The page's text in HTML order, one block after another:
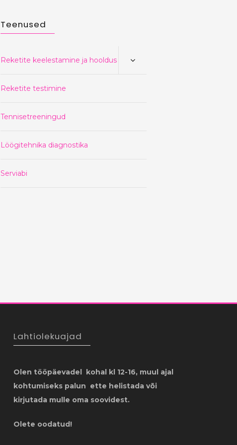
Teenused
Reketite keelestamine ja hooldus
Reketite testimine
Tennisetreeningud
Löögitehnika diagnostika
Serviabi
Lahtiolekuajad
Olen tööpäevadel kohal kl 12-16, muul ajal
kohtumiseks palun ette helistada või
kirjutada mulle oma soovidest.
Olete oodatud!